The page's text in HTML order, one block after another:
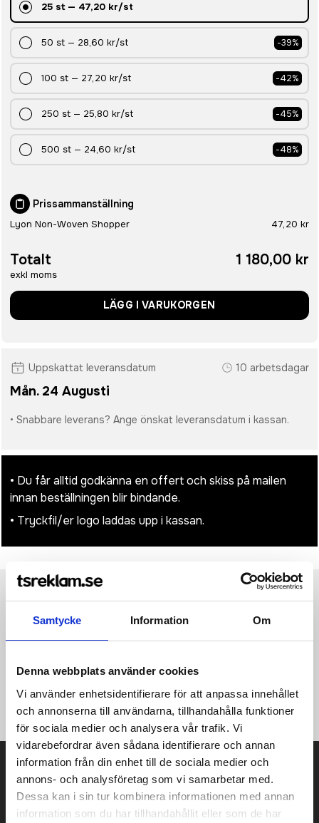
Samtycke Information Om
Denna webbplats använder cookies
Vi använder enhetsidentifierare för att anpassa innehållet
och annonserna till användarna, tillhandahålla funktioner
för sociala medier och analysera vår trafik. Vi
vidarebefordrar även sådana identifierare och annan
information från din enhet till de sociala medier och
annons- och analysföretag som vi samarbetar med.
Dessa kan i sin tur kombinera informationen med annan
information som du har tillhandahållit eller som de har
25 st— 47,20 kr/st
50 st — 28,60 kr/st -39%
100 st — 27,20 kr/st -42%
250 st — 25,80 kr/st -45%
500 st — 24,60 kr/st -48%
Prissammanställning
Lyon Non-Woven Shopper 47,20 kr
Totalt
exkl moms
1 180,00 kr
LÄGG I VARUKORGEN
Uppskattat leveransdatum 10 arbetsdagar
Mån. 24 Augusti
• Snabbare leverans? Ange önskat leveransdatum i kassan.
• Du får alltid godkänna en offert och skiss på mailen
innan beställningen blir bindande.
• Tryckfil/er logo laddas upp i kassan.
·100 g/m² ·100% polypropen (ovävt tyg) ·Ett kompartiment
·Lämplig för skärm-tryckning eller brodering ·Vikt: 90 g ·Volym:
23 liter ·Dimensioner: 36 x 40 x 20 cm ·Maximal brodering: 15
Prisuppgift på mailen?
Kontakta oss här för att få förslag på produkt och pris över
mailen.